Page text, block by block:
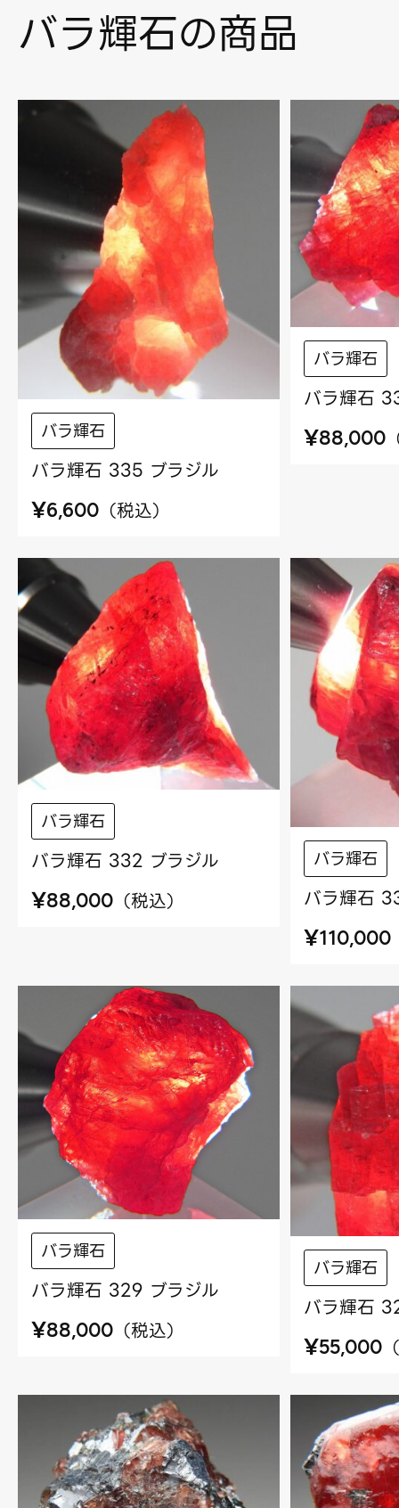
バラ輝石の商品
バラ輝石
バラ輝石 335 ブラジル
¥6,600 （税込）
バラ輝石
バラ輝石
¥88,000
バラ輝石
バラ輝石 332 ブラジル
¥88,000 （税込）
バラ輝石
バラ輝石
¥110,000
バラ輝石
バラ輝石 329 ブラジル
¥88,000 （税込）
バラ輝石
バラ輝石
¥55,000 （